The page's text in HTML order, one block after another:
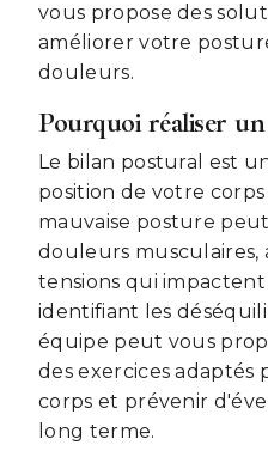
vous propose des
améliorer votre
douleurs.
Pourquoi réaliser
Le bilan postural est
position de votre corps
mauvaise posture
douleurs musculaires,
tensions qui
identifiant les
équipe peut vous
des exercices
corps et prévenir
long terme.